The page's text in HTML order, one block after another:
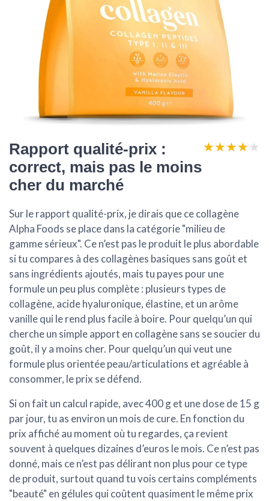
Rapport qualité-prix :
correct, mais pas le moins
cher du marché
★★★★★
★★★★★
Sur lerapport qualité-prix, je dirais que ce collagène
Alpha Foods se place dans la catégorie "milieu de
gamme sérieux". Ce n’est pas le produit le plus abordable
si tu compares à des collagènes basiques sans goût et
sans ingrédients ajoutés, mais tu payes pour une
formule un peu plus complète : plusieurs types de
collagène, acide hyaluronique, élastine, et un arôme
vanille qui le rend plus facile à boire. Pour quelqu’un qui
cherche un simple apport en collagène sans se soucier du
goût, il y a moins cher. Pour quelqu’un qui veut une
formule plus orientée peau/articulations et agréable à
consommer, le prix se défend.
Si on fait un calcul rapide, avec 400 g et une dose de 15 g
par jour, tu as environ un mois de cure. En fonction du
prix affiché au moment où tu regardes, ça revient
souvent à quelques dizaines d’euros le mois. Ce n’est pas
donné, mais ce n’est pas délirant non plus pour ce type
de produit, surtout quand tu vois certains compléments
"beauté" en gélules qui coûtent quasiment le même prix